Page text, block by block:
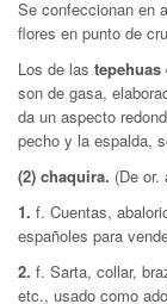
Se confeccionan en
flores en punto de
Los de las tepehuas
son de gasa,
da un aspecto
pecho y la espalda,
(2) chaquira. (De or.
1. f. Cuentas,
españoles para
2. f. Sarta, collar,
etc., usado como